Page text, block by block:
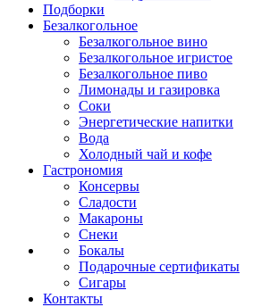
Подборки
Безалкогольное
Безалкогольное вино
Безалкогольное игристое
Безалкогольное пиво
Лимонады и газировка
Соки
Энергетические напитки
Вода
Холодный чай и кофе
Гастрономия
Консервы
Сладости
Макароны
Снеки
Бокалы
Подарочные сертификаты
Сигары
Контакты